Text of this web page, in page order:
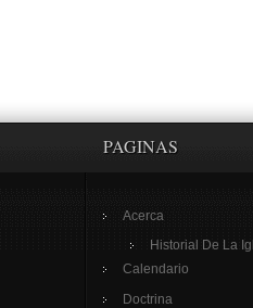
PAGINAS
Acerca
Historial De La
Calendario
Doctrina